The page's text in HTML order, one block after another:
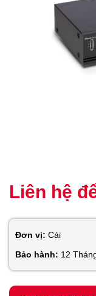
Liên hệ
Đơn vị: Cái
Bảo hành: 12